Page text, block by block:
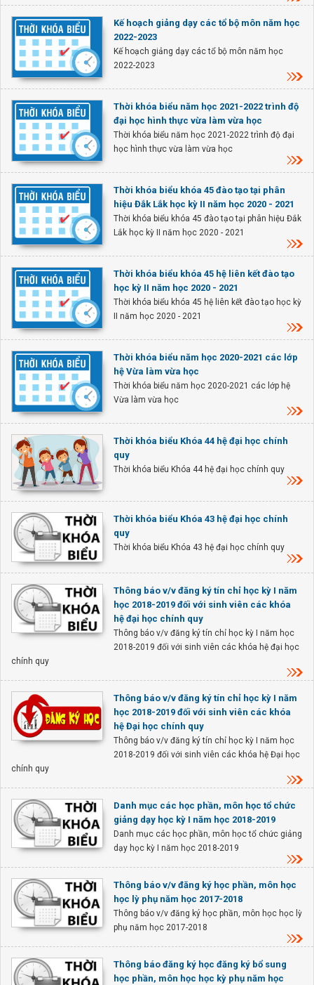
Kế hoạch giảng dạy các tổ bộ môn năm học
2022-2023
Kế hoạch giảng dạy các tổ bộ môn năm học
2022-2023
Thời khóa biểu năm học 2021-2022 trình độ
đại học hình thực vừa làm vừa học
Thời khóa biểu năm học 2021-2022 trình độ đại
học hình thực vừa làm vừa học
Thời khóa biểu khóa 45 đào tạo tại phân
hiệu Đắk Lắk học kỳ II năm học 2020 - 2021
Thời khóa biểu khóa 45 đào tạo tại phân hiệu Đắk
Lắk học kỳ II năm học 2020 - 2021
Thời khóa biểu khóa 45 hệ liên kết đào tạo
học kỳ II năm học 2020 - 2021
Thời khóa biểu khóa 45 hệ liên kết đào tạo học kỳ
II năm học 2020 - 2021
Thời khóa biểu năm học 2020-2021 các lớp
hệ Vừa làm vừa học
Thời khóa biểu năm học 2020-2021 các lớp hệ
Vừa làm vừa học
Thời khóa biểu Khóa 44 hệ đại học chính
quy
Thời khóa biểu Khóa 44 hệ đại học chính quy
Thời khóa biểu Khóa 43 hệ đại học chính
quy
Thời khóa biểu Khóa 43 hệ đại học chính quy
Thông báo v/v đăng ký tín chỉ học kỳ I năm
học 2018-2019 đối với sinh viên các khóa
hệ đại học chính quy
Thông báo v/v đăng ký tín chỉ học kỳ I năm học
2018-2019 đối với sinh viên các khóa hệ đại học
chính quy
Thông báo v/v đăng ký tín chỉ học kỳ I năm
học 2018-2019 đối với sinh viên các khóa
hệ Đại học chính quy
Thông báo v/v đăng ký tín chỉ học kỳ I năm học
2018-2019 đối với sinh viên các khóa hệ Đại học
chính quy
Danh mục các học phần, môn học tổ chức
giảng dạy học kỳ I năm học 2018-2019
Danh mục các học phần, môn học tổ chức giảng
dạy học kỳ I năm học 2018-2019
Thông báo v/v đăng ký học phần, môn học
học lỳ phụ năm học 2017-2018
Thông báo v/v đăng ký học phần, môn học học lỳ
phụ năm học 2017-2018
Thông báo đăng ký học đăng ký bổ sung
học phần, môn học học kỳ phụ năm học